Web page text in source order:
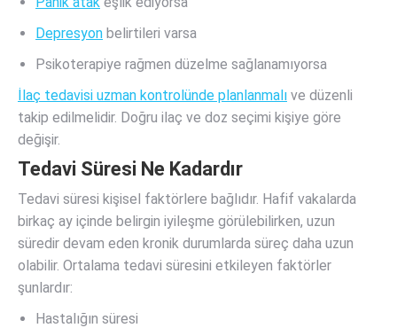
Depresyon belirtileri varsa
Psikoterapiye rağmen düzelme sağlanamıyorsa
İlaç tedavisi uzman kontrolünde planlanmalı ve düzenli
takip edilmelidir. Doğru ilaç ve doz seçimi kişiye göre
değişir.
Tedavi Süresi Ne Kadardır
Tedavi süresi kişisel faktörlere bağlıdır. Hafif vakalarda
birkaç ay içinde belirgin iyileşme görülebilirken, uzun
süredir devam eden kronik durumlarda süreç daha uzun
olabilir. Ortalama tedavi süresini etkileyen faktörler
şunlardır:
Hastalığın süresi